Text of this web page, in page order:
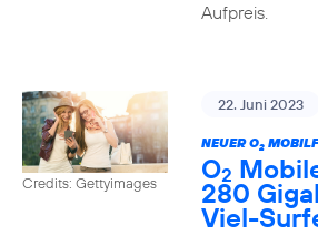
Aufpreis.
Credits: Gettyimages
22. Juni 2023
NEUER O2
O2
280
Viel-